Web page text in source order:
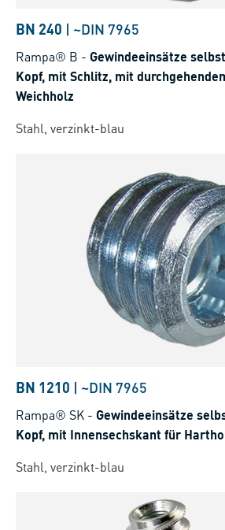
BN 240 | ~DIN 7965
Rampa® B - Gewindeeinsätze
Kopf, mit Schlitz, mit
Weichholz
Stahl, verzinkt-blau
BN 1210 | ~DIN 7965
Rampa® SK - Gewindeeinsätze
Kopf, mit Innensechskant für
Stahl, verzinkt-blau